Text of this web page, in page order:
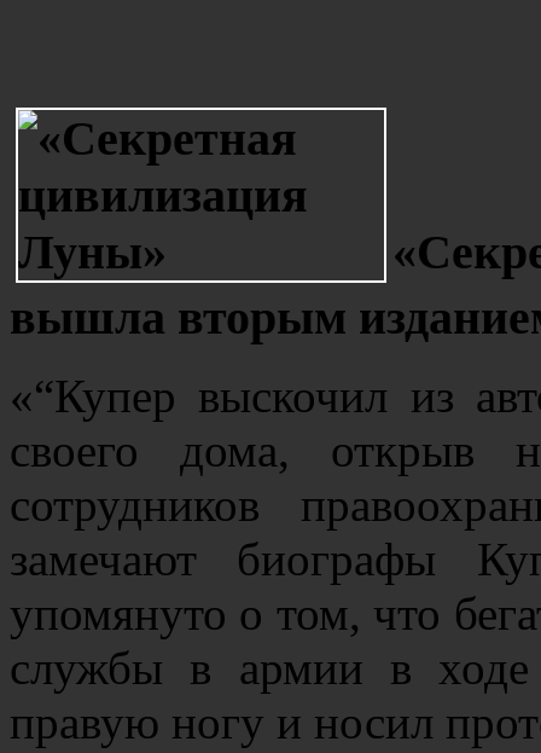
вышла вторым
«“Купер выскочил из
своего дома, открыв
сотрудников
замечают биографы
упомянуто о том, что
службы в армии в ходе
правую ногу и носил